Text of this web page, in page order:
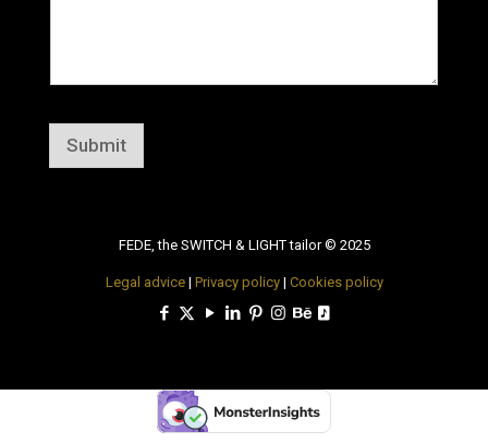
Submit
FEDE, the SWITCH & LIGHT tailor © 2025
Legal advice| Privacy policy| Cookies policy